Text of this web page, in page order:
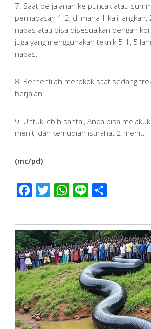
7. Saat perjalanan ke puncak atau
pernapasan 1-2, di mana 1 kali langkah,
napas atau bisa disesuaikan dengan
juga yang menggunakan teknik 5-1, 5
napas.
8. Berhentilah merokok saat sedang
berjalan.
9. Untuk lebih santai, Anda bisa
menit, dan kemudian istirahat 2 menit.
(mc/pd)
Facebook
Twitter WhatsApp
Line